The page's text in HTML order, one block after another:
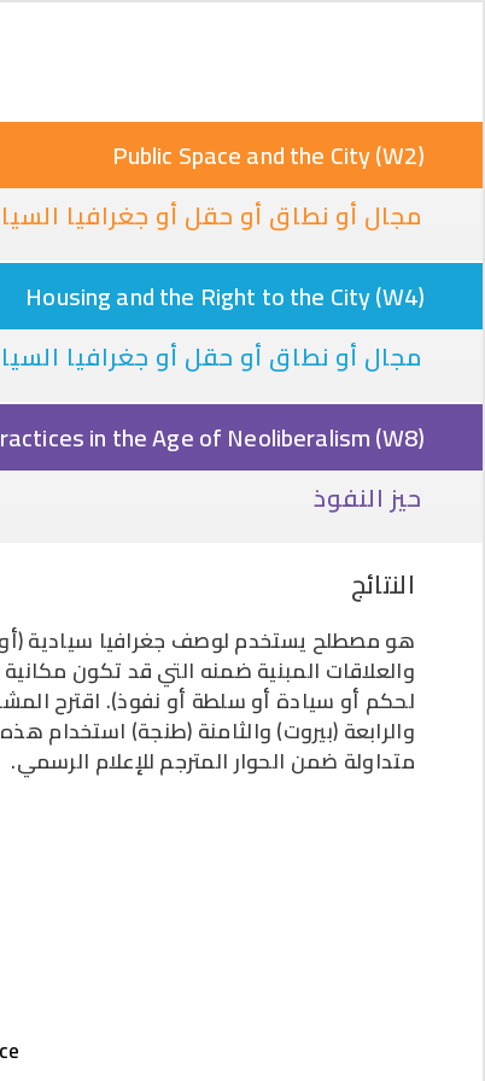
Public Space and the City (W2)
مجال أو نطاق أو حقل أو جغرافيا
Housing and the Right to the City (W4)
مجال أو نطاق أو حقل أو جغرافيا
in the Age of Neoliberalism (W8)
حيز النفوذ
النتائج
هو مصطلح يستخدم لوصف جغرافيا سيادية
والعلاقات المبنية ضمنه التي قد تكون
لحكم أو سيادة أو سلطة أو نفوذ). اقترح
والرابعة (بيروت) والثامنة (طنجة) استخدام
متداولة ضمن الحوار المترجم للإعلام الرسمي.